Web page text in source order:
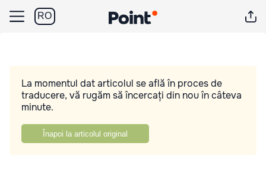
RO
La momentul dat articolul se află în proces de
traducere, vă rugăm să încercați din nou în câteva
minute.
Înapoi la articolul original